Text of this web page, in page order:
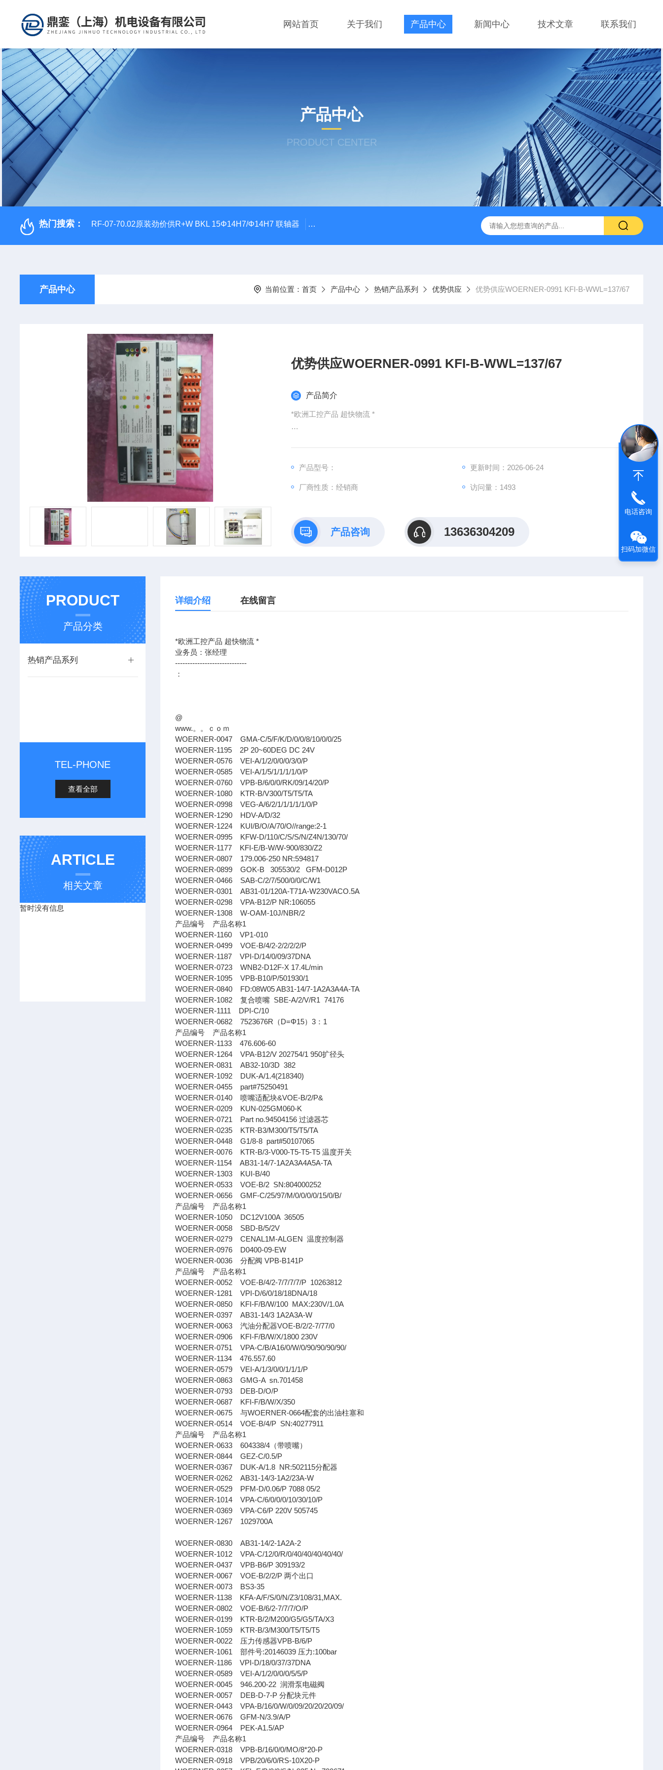
网站首页 关于我们 产品中心 新闻中心 技术文章 联系我们
产品中心
PRODUCT CENTER
热门搜索： RF-07-70.02原装劲价供R+W BKL 15Φ14H7/Φ14H7 联轴器 0184-45703-3-003原装劲价供Vogel TYP:MPS 1 ID:281875 A-NR:417291 原装供应美国Parker
产品中心 当前位置： 首页 产品中心 热销产品系列 优势供应 优势供应WOERNER-0991 KFI-B-WWL=137/67
优势供应WOERNER-0991 KFI-B-WWL=137/67
产品简介
*欧洲工控产品 超快物流 *
：@产品型号： 更新时间：2026-06-24
厂商性质：经销商 访问量：1493
产品咨询 13636304209
PRODUCT
产品分类
热销产品系列
TEL-PHONE
查看全部
ARTICLE
相关文章
暂时没有信息
详细介绍 在线留言
*欧洲工控产品 超快物流 *
业务员：张经理
-----------------------------
：
@
www.。。ｃｏｍ
WOERNER-0047 GMA-C/5/F/K/D/0/0/8/10/0/0/25
WOERNER-1195 2P 20~60DEG DC 24V
WOERNER-0576 VEI-A/1/2/0/0/0/3/0/P
WOERNER-0585 VEI-A/1/5/1/1/1/1/0/P
WOERNER-0760 VPB-B/6/0/0/RK/09/14/20/P
WOERNER-1080 KTR-B/V300/T5/T5/TA
WOERNER-0998 VEG-A/6/2/1/1/1/1/1/0/P
WOERNER-1290 HDV-A/D/32
WOERNER-1224 KUI/B/O/A/70/O//range:2-1
WOERNER-0995 KFW-D/110/C/S/S/N/Z4N/130/70/
WOERNER-1177 KFI-E/B-W/W-900/830/Z2
WOERNER-0807 179.006-250 NR:594817
WOERNER-0899 GOK-B 305530/2 GFM-D012P
WOERNER-0466 SAB-C/2/7/500/0/0/C/W1
WOERNER-0301 AB31-01/120A-T71A-W230VACO.5A
WOERNER-0298 VPA-B12/P NR:106055
WOERNER-1308 W-OAM-10J/NBR/2
产品编号 产品名称1
WOERNER-1160 VP1-010
WOERNER-0499 VOE-B/4/2-2/2/2/2/P
WOERNER-1187 VPI-D/14/0/09/37DNA
WOERNER-0723 WNB2-D12F-X 17.4L/min
WOERNER-1095 VPB-B10/P/501930/1
WOERNER-0840 FD:08W05 AB31-14/7-1A2A3A4A-TA
WOERNER-1082 复合喷嘴 SBE-A/2/V/R1 74176
WOERNER-1111 DPI-C/10
WOERNER-0682 7523676R（D=Φ15）3：1
产品编号 产品名称1
WOERNER-1133 476.606-60
WOERNER-1264 VPA-B12/V 202754/1 950扩径头
WOERNER-0831 AB32-10/3D 382
WOERNER-1092 DUK-A/1.4(218340)
WOERNER-0455 part#75250491
WOERNER-0140 喷嘴适配块&VOE-B/2/P&
WOERNER-0209 KUN-025GM060-K
WOERNER-0721 Part no.94504156 过滤器芯
WOERNER-0235 KTR-B3/M300/T5/T5/TA
WOERNER-0448 G1/8-8 part#50107065
WOERNER-0076 KTR-B/3-V000-T5-T5-T5 温度开关
WOERNER-1154 AB31-14/7-1A2A3A4A5A-TA
WOERNER-1303 KUI-B/40
WOERNER-0533 VOE-B/2 SN:804000252
WOERNER-0656 GMF-C/25/97/M/0/0/0/0/15/0/B/
产品编号 产品名称1
WOERNER-1050 DC12V100A 36505
WOERNER-0058 SBD-B/5/2V
WOERNER-0279 CENAL1M-ALGEN 温度控制器
WOERNER-0976 D0400-09-EW
WOERNER-0036 分配阀 VPB-B141P
产品编号 产品名称1
WOERNER-0052 VOE-B/4/2-7/7/7/7/P 10263812
WOERNER-1281 VPI-D/6/0/18/18DNA/18
WOERNER-0850 KFI-F/B/W/100 MAX:230V/1.0A
WOERNER-0397 AB31-14/3 1A2A3A-W
WOERNER-0063 汽油分配器VOE-B/2/2-7/77/0
WOERNER-0906 KFI-F/B/W/X/1800 230V
WOERNER-0751 VPA-C/B/A16/0/W/0/90/90/90/90/
WOERNER-1134 476.557.60
WOERNER-0579 VEI-A/1/3/0/0/1/1/1/P
WOERNER-0863 GMG-A sn.701458
WOERNER-0793 DEB-D/O/P
WOERNER-0687 KFI-F/B/W/X/350
WOERNER-0675 与WOERNER-0664配套的出油柱塞和
WOERNER-0514 VOE-B/4/P SN:40277911
产品编号 产品名称1
WOERNER-0633 604338/4（带喷嘴）
WOERNER-0844 GEZ-C/0.5/P
WOERNER-0367 DUK-A/1.8 NR:502115分配器
WOERNER-0262 AB31-14/3-1A2/23A-W
WOERNER-0529 PFM-D/0.06/P 7088 05/2
WOERNER-1014 VPA-C/6/0/0/0/10/30/10/P
WOERNER-0369 VPA-C6/P 220V 505745
WOERNER-1267 1029700A
WOERNER-0830 AB31-14/2-1A2A-2
WOERNER-1012 VPA-C/12/0/R/0/40/40/40/40/40/
WOERNER-0437 VPB-B6/P 309193/2
WOERNER-0067 VOE-B/2/2/P 两个出口
WOERNER-0073 BS3-35
WOERNER-1138 KFA-A/F/S/0/N/Z3/108/31,MAX.
WOERNER-0802 VOE-B/6/2-7/7/7/O/P
WOERNER-0199 KTR-B/2/M200/G5/G5/TA/X3
WOERNER-1059 KTR-B/3/M300/T5/T5/T5
WOERNER-0022 压力传感器VPB-B/6/P
WOERNER-1061 部件号:20146039 压力:100bar
WOERNER-1186 VPI-D/18/0/37/37DNA
WOERNER-0589 VEI-A/1/2/0/0/0/5/5/P
WOERNER-0045 946.200-22 润滑泵电磁阀
WOERNER-0057 DEB-D-7-P 分配块元件
WOERNER-0443 VPA-B/16/0/W/0/09/20/20/20/09/
WOERNER-0676 GFM-N/3.9/A/P
WOERNER-0964 PEK-A1.5/AP
产品编号 产品名称1
WOERNER-0318 VPB-B/16/0/0/MO/8*20-P
WOERNER-0918 VPB/20/6/0/RS-10X20-P
电话咨询
扫码加微信